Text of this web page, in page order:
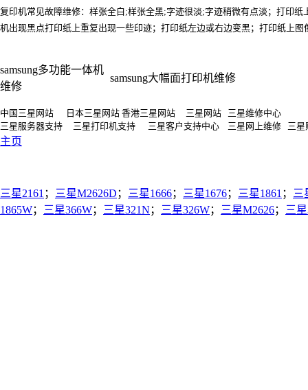
复印机常见故障维修：样张全白;样张全黑;字迹很淡;字迹稍微有点淡；打印
机出现黑点打印纸上重复出现一些印迹；打印纸左边或右边变黑；打印纸上
samsung多功能一体机
维修
samsung大幅面打印机维修
中国三星网站 日本三星网站 香港三星网站 三星网站 三星维修中心
三星服务器支持 三星打印机支持 三星客户支持中心 三星网上维修 三星
主页
三星2161 ； 三星M2626D ； 三星1666； 三星1676； 三星1861 ；
三
1865W； 三星366W； 三星321N ； 三星326W； 三星M2626； 三